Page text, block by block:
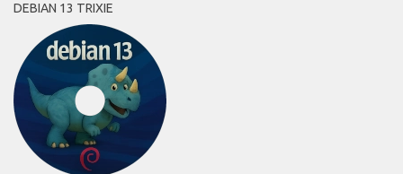
DEBIAN 13 TRIXIE